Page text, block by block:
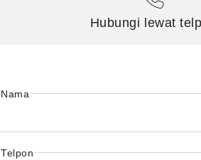
Hubungi lewat
Nama
Telpon